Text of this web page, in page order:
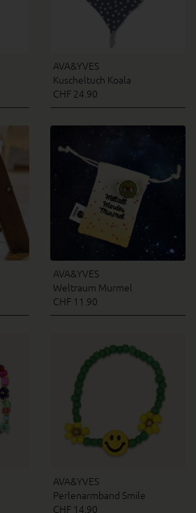
AVA&YVES
Kuscheltuch Koala
CHF 24.90
AVA&YVES
Weltraum Murmel
CHF 11.90
AVA&YVES
Perlenarmband Smile
CHF 14.90